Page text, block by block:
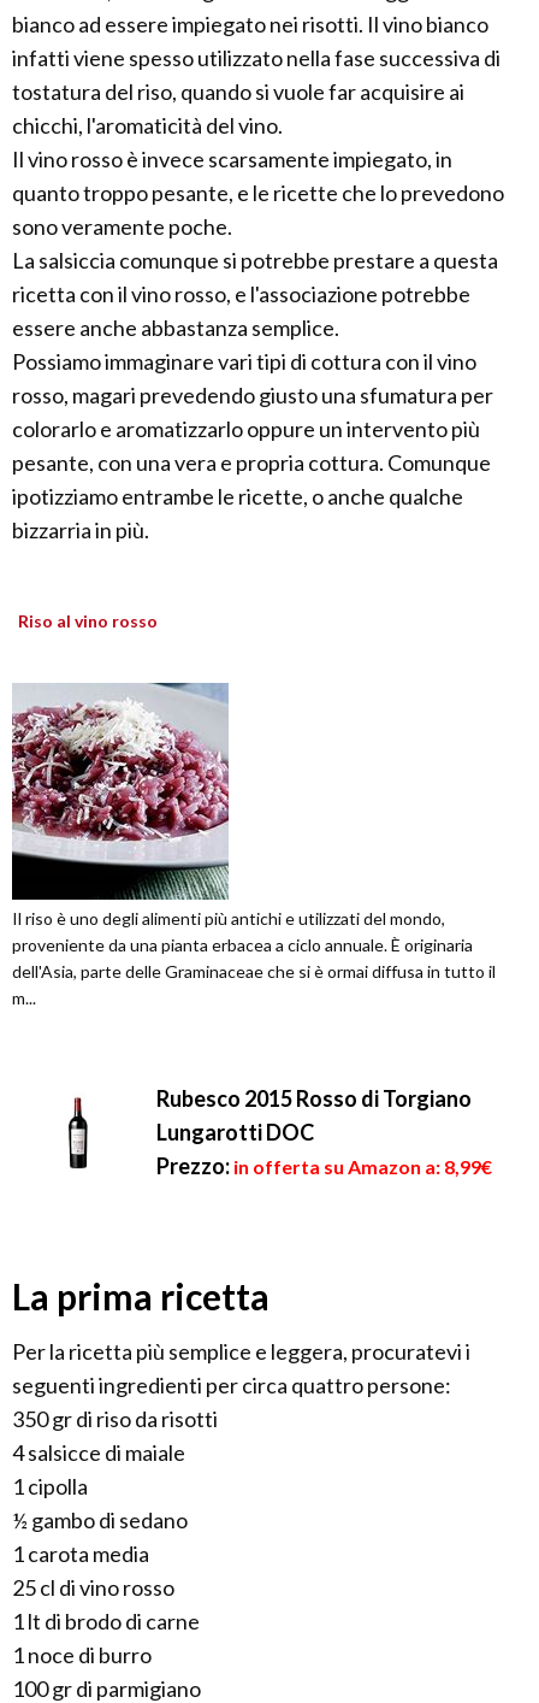
bianco ad essere impiegato nei risotti. Il vino bianco
infatti viene spesso utilizzato nella fase successiva di
tostatura del riso, quando si vuole far acquisire ai
chicchi, l'aromaticità del vino.
Il vino rosso è invece scarsamente impiegato, in
quanto troppo pesante, e le ricette che lo prevedono
sono veramente poche.
La salsiccia comunque si potrebbe prestare a questa
ricetta con il vino rosso, e l'associazione potrebbe
essere anche abbastanza semplice.
Possiamo immaginare vari tipi di cottura con il vino
rosso, magari prevedendo giusto una sfumatura per
colorarlo e aromatizzarlo oppure un intervento più
pesante, con una vera e propria cottura. Comunque
ipotizziamo entrambe le ricette, o anche qualche
bizzarria in più.
Riso al vino rosso
Il riso è uno degli alimenti più antichi e utilizzati del mondo,
proveniente da una pianta erbacea a ciclo annuale. È originaria
dell'Asia, parte delle Graminaceae che si è ormai diffusa in tutto il
m...
Rubesco 2015 Rosso di Torgiano
Lungarotti DOC
Prezzo: in offerta su Amazon a: 8,99€
La prima ricetta
Per la ricetta più semplice e leggera, procuratevi i
seguenti ingredienti per circa quattro persone:
350 gr di riso da risotti
4 salsicce di maiale
1 cipolla
½ gambo di sedano
1 carota media
25 cl di vino rosso
1 lt di brodo di carne
1 noce di burro
100 gr di parmigiano